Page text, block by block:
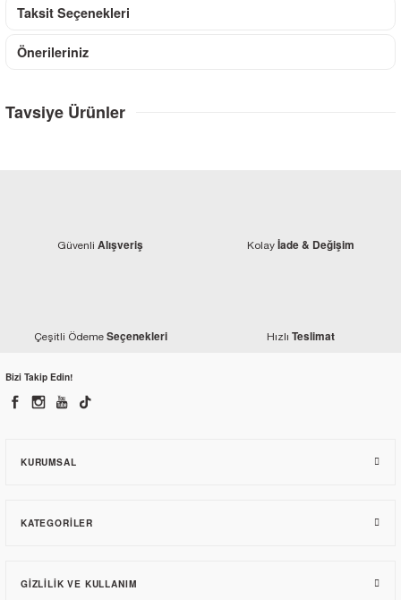
Taksit Seçenekleri
Önerileriniz
Tavsiye Ürünler
Güvenli Alışveriş Kolay İade & Değişim
Çeşitli Ödeme Seçenekleri Hızlı Teslimat
Bizi Takip Edin!
KURUMSAL
KATEGORILER
GIZLILIK VE KULLANIM